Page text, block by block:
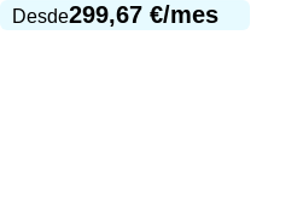
Desde299,67 €/mes